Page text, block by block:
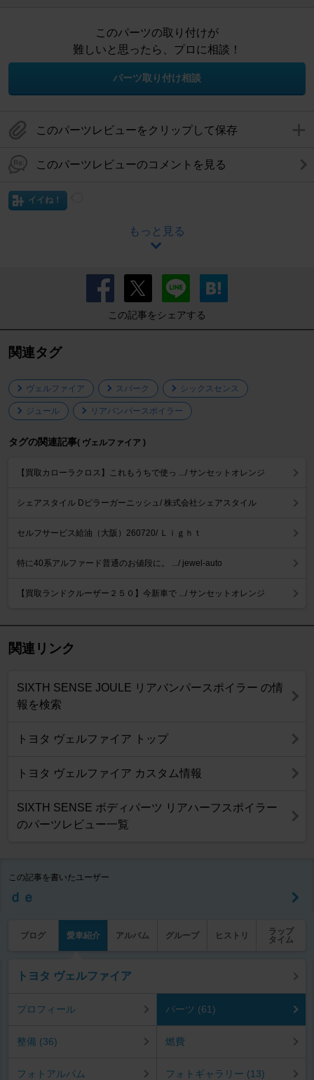
このパーツの取り付けが
難しいと思ったら、プロに相談！
パーツ取り付け相談
このパーツレビューをクリップして保存
このパーツレビューのコメントを見る
イイね！
もっと見る
この記事をシェアする
関連タグ
ヴェルファイア スパーク シックスセンス
ジュール リアバンパースポイラー
タグの関連記事( ヴェルファイア )
【買取カローラクロス】これもうちで使っ .../ サンセットオレンジ
シェアスタイル Dピラーガーニッシュ/ 株式会社シェアスタイル
セルフサービス給油（大阪）260720/ Ｌｉｇｈｔ
特に40系アルファード普通のお値段に。 .../ jewel-auto
【買取ランドクルーザー２５０】今新車で .../ サンセットオレンジ
関連リンク
SIXTH SENSE JOULE リアバンパースポイラー の情
報を検索
トヨタ ヴェルファイア トップ
トヨタ ヴェルファイア カスタム情報
SIXTH SENSE ボディパーツ リアハーフスポイラー
のパーツレビュー一覧
この記事を書いたユーザー
ｄｅ
ブログ 愛車紹介 アルバム グループ ヒストリ
ラップ
タイム
トヨタ ヴェルファイア
プロフィール パーツ (61)
整備 (36) 燃費
フォトアルバム フォトギャラリー (13)